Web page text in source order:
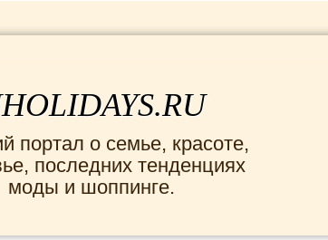
портал о семье, красоте,
последних тенденциях
моды и шоппинге.